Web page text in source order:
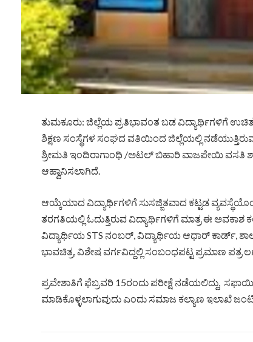
ತುಮಕೂರು: ಜಿಲ್ಲೆಯ ಪ್ರತಿಭಾವಂತ ಬಡ ವಿದ್ಯಾರ್ಥಿಗಳಿಗೆ
ಶಿಕ್ಷಣ ಸಂಸ್ಥೆಗಳ ಸಂಘದ ವತಿಯಿಂದ ಜಿಲ್ಲೆಯಲ್ಲಿ
ಶ್ರೀಮತಿ ಇಂದಿರಾಗಾಂಧಿ /ಅಟಲ್ ಬಿಹಾರಿ ವಾಜಪೇಯಿ ವಸತಿ
ಆಹ್ವಾನಿಸಲಾಗಿದೆ.
ಆಯ್ಕೆಯಾದ ವಿದ್ಯಾರ್ಥಿಗಳಿಗೆ ಸುಸಜ್ಜಿತವಾದ ಕಟ್ಟಡ
ತರಗತಿಯಲ್ಲಿ ಓದುತ್ತಿರುವ ವಿದ್ಯಾರ್ಥಿಗಳಿಗೆ ಮಾತ್ರ ಈ ಅವಕಾಶ
ವಿದ್ಯಾರ್ಥಿಯ STS ನಂಬರ್, ವಿದ್ಯಾರ್ಥಿಯ ಆಧಾರ್ ಕಾರ್ಡ್,
ಭಾವಚಿತ್ರ, ವಿಶೇಷ ವರ್ಗವಿದ್ದಲ್ಲಿ ಸಂಬಂಧಪಟ್ಟ ಪ್ರಮಾಣ
ಪ್ರವೇಶಾತಿಗೆ ಫೆಬ್ರವರಿ 15ರಂದು ಪರೀಕ್ಷೆ ನಡೆಯಲಿದ್ದು,
ಮಾಡಿಕೊಳ್ಳಲಾಗುವುದು ಎಂದು ಸಮಾಜ ಕಲ್ಯಾಣ ಇಲಾಖೆ ಜಂಟಿ